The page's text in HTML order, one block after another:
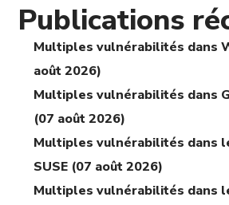
Publications
Multiples vulnérabilités dans
août 2026)
Multiples vulnérabilités dans
(07 août 2026)
Multiples vulnérabilités dans
SUSE (07 août 2026)
Multiples vulnérabilités dans